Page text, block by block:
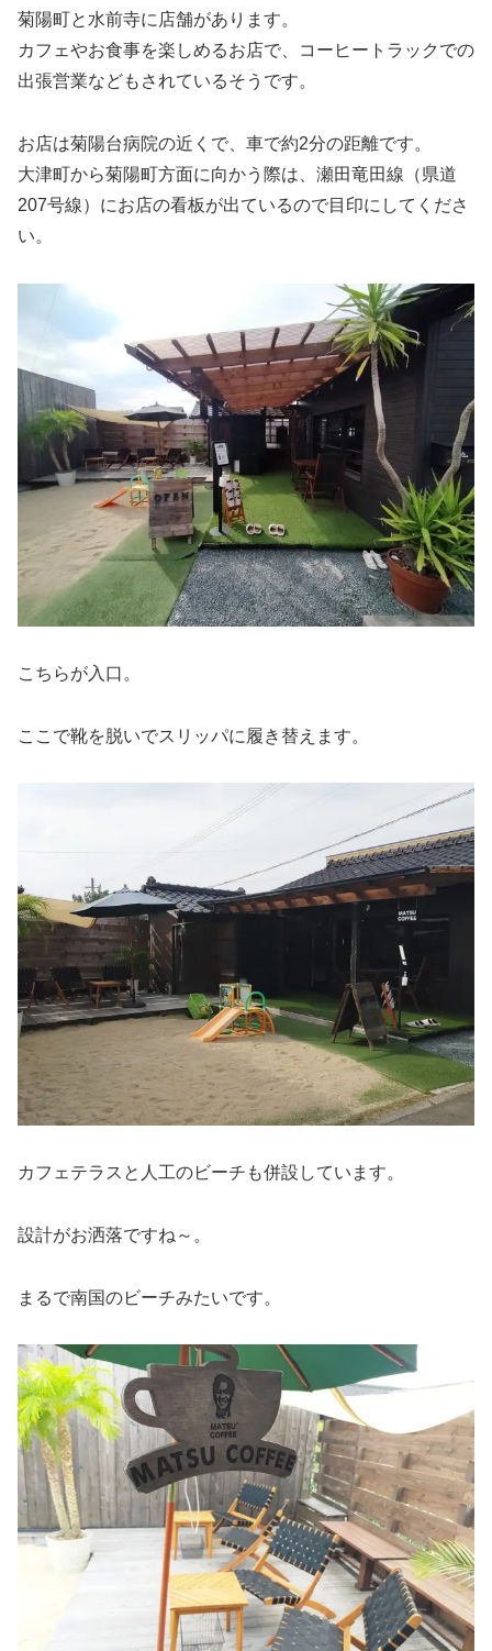
菊陽町と水前寺に店舗があります。
カフェやお食事を楽しめるお店で、コーヒートラックでの
出張営業などもされているそうです。
お店は菊陽台病院の近くで、車で約2分の距離です。
大津町から菊陽町方面に向かう際は、瀬田竜田線（県道
207号線）にお店の看板が出ているので目印にしてくださ
い。
こちらが入口。
ここで靴を脱いでスリッパに履き替えます。
カフェテラスと人工のビーチも併設しています。
設計がお洒落ですね～。
まるで南国のビーチみたいです。